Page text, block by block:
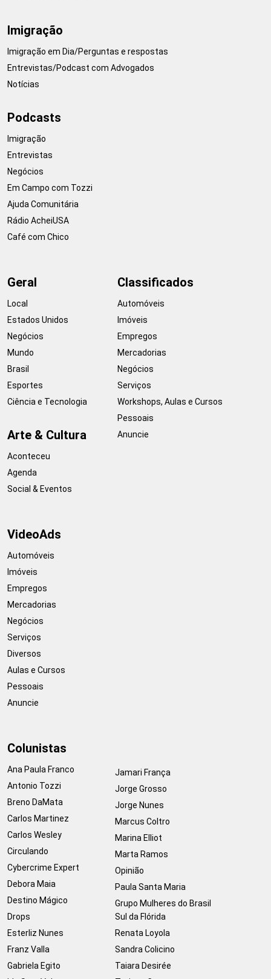
Imigração
Imigração em Dia/Perguntas e respostas
Entrevistas/Podcast com Advogados
Notícias
Podcasts
Imigração
Entrevistas
Negócios
Em Campo com Tozzi
Ajuda Comunitária
Rádio AcheiUSA
Café com Chico
Geral
Local
Estados Unidos
Negócios
Mundo
Brasil
Esportes
Ciência e Tecnologia
Arte & Cultura
Aconteceu
Agenda
Social & Eventos
Classificados
Automóveis
Imóveis
Empregos
Mercadorias
Negócios
Serviços
Workshops, Aulas e Cursos
Pessoais
Anuncie
VideoAds
Automóveis
Imóveis
Empregos
Mercadorias
Negócios
Serviços
Diversos
Aulas e Cursos
Pessoais
Anuncie
Colunistas
Ana Paula Franco
Antonio Tozzi
Breno DaMata
Carlos Martinez
Carlos Wesley
Circulando
Cybercrime Expert
Debora Maia
Destino Mágico
Drops
Esterliz Nunes
Franz Valla
Gabriela Egito
Jamari França
Jorge Grosso
Jorge Nunes
Marcus Coltro
Marina Elliot
Marta Ramos
Opinião
Paula Santa Maria
Grupo Mulheres do Brasil
Sul da Flórida
Renata Loyola
Sandra Colicino
Taiara Desirée